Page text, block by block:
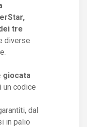
tre
diverse
giocata
un codice
dal
in palio